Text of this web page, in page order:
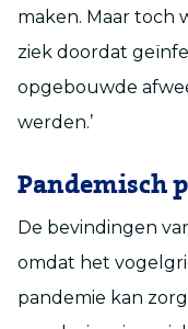
maken. Maar toch
ziek doordat
opgebouwde
werden.’
Pandemisch
De bevindingen
omdat het
pandemie kan